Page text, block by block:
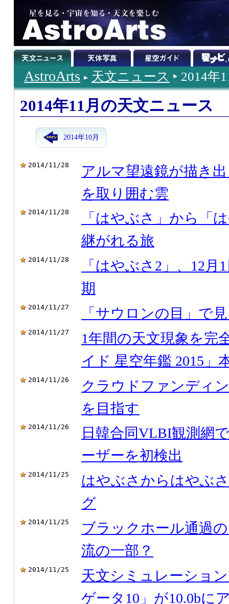
AstroArts 天文ニュース 2014年
2014年11月の天文ニュース
2014年10月
2014/11/28
アルマ望遠鏡が描き
を取り囲む雲
2014/11/28
「はやぶさ」から「
継がれる旅
2014/11/28
「はやぶさ2」、12
期
2014/11/27 「サウロンの目」で
2014/11/27
1年間の天文現象を
イド 星空年鑑 2015」
2014/11/26
クラウドファンディ
を目指す
2014/11/26
日韓合同VLBI観測網
ーザーを初検出
2014/11/25
はやぶさからはやぶ
グ
2014/11/25
ブラックホール通過
流の一部？
2014/11/25
天文シミュレーショ
ゲータ10」が10.0bに